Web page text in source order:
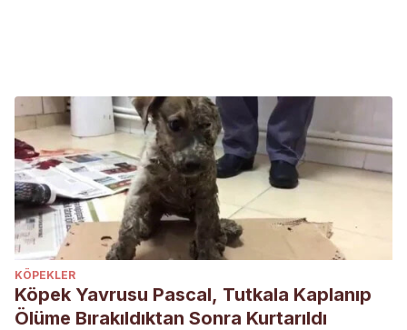
KÖPEKLER
Köpek Yavrusu Pascal, Tutkala Kaplanıp
Ölüme Bırakıldıktan Sonra Kurtarıldı